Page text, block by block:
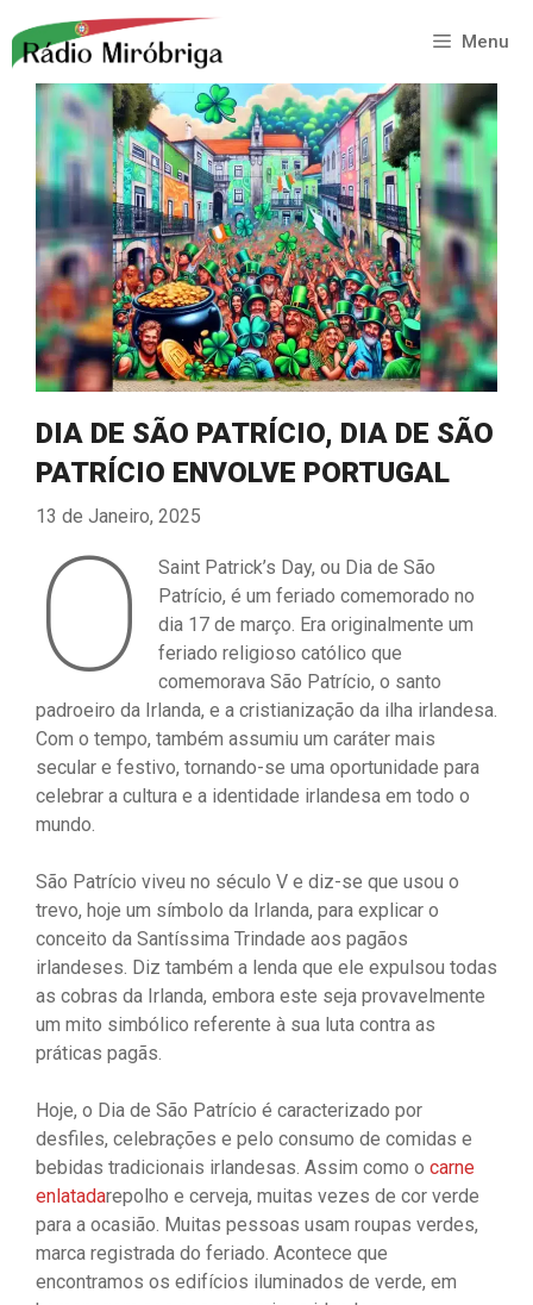
para
conteúdo
Menu
DIA DE SÃO PATRÍCIO, DIA DE SÃO
PATRÍCIO ENVOLVE PORTUGAL
13 de Janeiro, 2025
O
Saint Patrick’s Day, ou Dia de São
Patrício, é um feriado comemorado no
dia 17 de março. Era originalmente um
feriado religioso católico que
comemorava São Patrício, o santo
padroeiro da Irlanda, e a cristianização da ilha irlandesa.
Com o tempo, também assumiu um caráter mais
secular e festivo, tornando-se uma oportunidade para
celebrar a cultura e a identidade irlandesa em todo o
mundo.
São Patrício viveu no século V e diz-se que usou o
trevo, hoje um símbolo da Irlanda, para explicar o
conceito da Santíssima Trindade aos pagãos
irlandeses. Diz também a lenda que ele expulsou todas
as cobras da Irlanda, embora este seja provavelmente
um mito simbólico referente à sua luta contra as
práticas pagãs.
Hoje, o Dia de São Patrício é caracterizado por
desfiles, celebrações e pelo consumo de comidas e
bebidas tradicionais irlandesas. Assim como o carne
enlatadarepolho e cerveja, muitas vezes de cor verde
para a ocasião. Muitas pessoas usam roupas verdes,
marca registrada do feriado. Acontece que
encontramos os edifícios iluminados de verde, em